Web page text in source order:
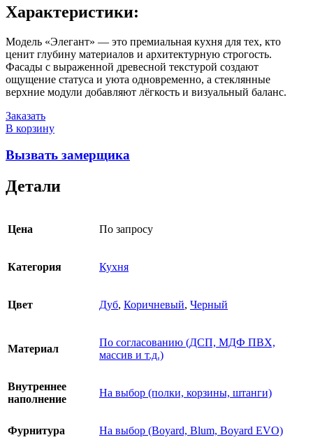
Характеристики:
Модель «Элегант» — это премиальная кухня для тех, кто
ценит глубину материалов и архитектурную строгость.
Фасады с выраженной древесной текстурой создают
ощущение статуса и уюта одновременно, а стеклянные
верхние модули добавляют лёгкость и визуальный баланс.
Заказать
В корзину
Вызвать замерщика
Детали
Цена По запросу
Категория Кухня
Цвет Дуб, Коричневый, Черный
Материал
По согласованию (ДСП, МДФ ПВХ,
массив и т.д.)
Внутреннее
наполнение
На выбор (полки, корзины, штанги)
Фурнитура На выбор (Boyard, Blum, Boyard EVO)